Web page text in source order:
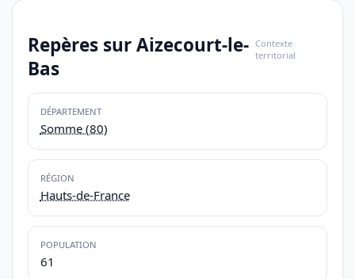
Repères sur Aizecourt-le-
Bas
Contexte
territorial
DÉPARTEMENT
Somme (80)
RÉGION
Hauts-de-France
POPULATION
61